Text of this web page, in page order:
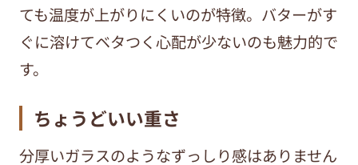
ても温度が上がりにくいのが特徴。バターがす
ぐに溶けてベタつく心配が少ないのも魅力的で
す。
ちょうどいい重さ
分厚いガラスのようなずっしり感はありません